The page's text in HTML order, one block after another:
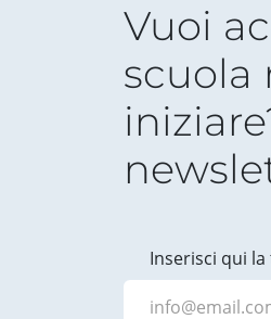
Vuoi
scuola
Inserisci qui